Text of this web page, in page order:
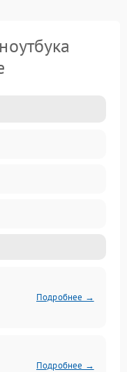
Подробнее →
Подробнее →